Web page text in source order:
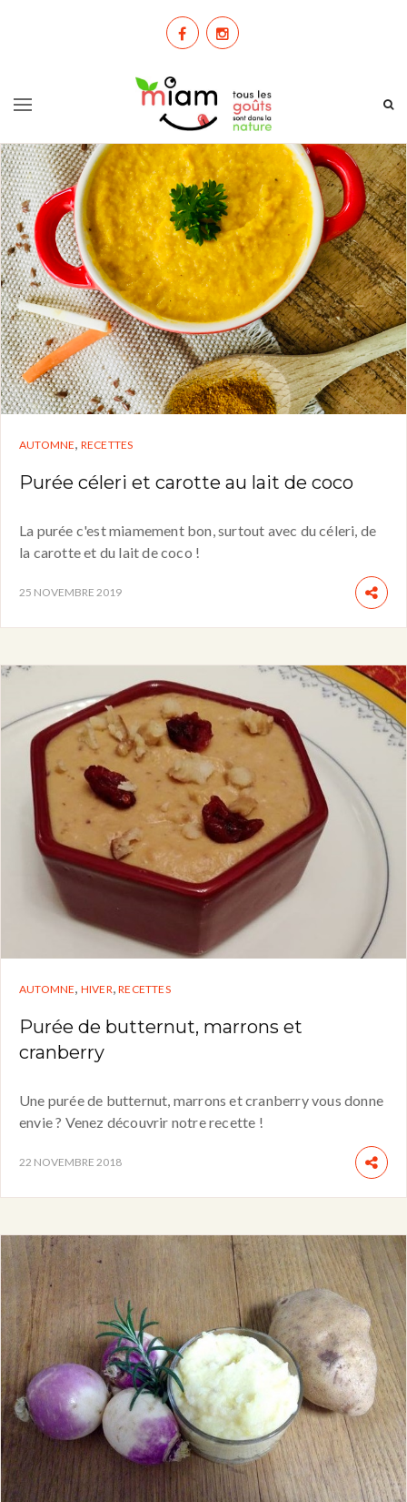
AUTOMNE, RECETTES
Purée céleri et carotte au lait de coco
La purée c'est miamement bon, surtout avec du céleri, de
la carotte et du lait de coco !
25 NOVEMBRE 2019
AUTOMNE, HIVER,RECETTES
Purée de butternut, marrons et
cranberry
Une purée de butternut, marrons et cranberry vous donne
envie ? Venez découvrir notre recette !
22 NOVEMBRE 2018